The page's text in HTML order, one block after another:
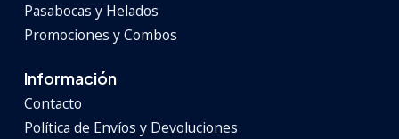
Pasabocas y Helados
Promociones y Combos
Información
Contacto
Política de Envíos y Devoluciones